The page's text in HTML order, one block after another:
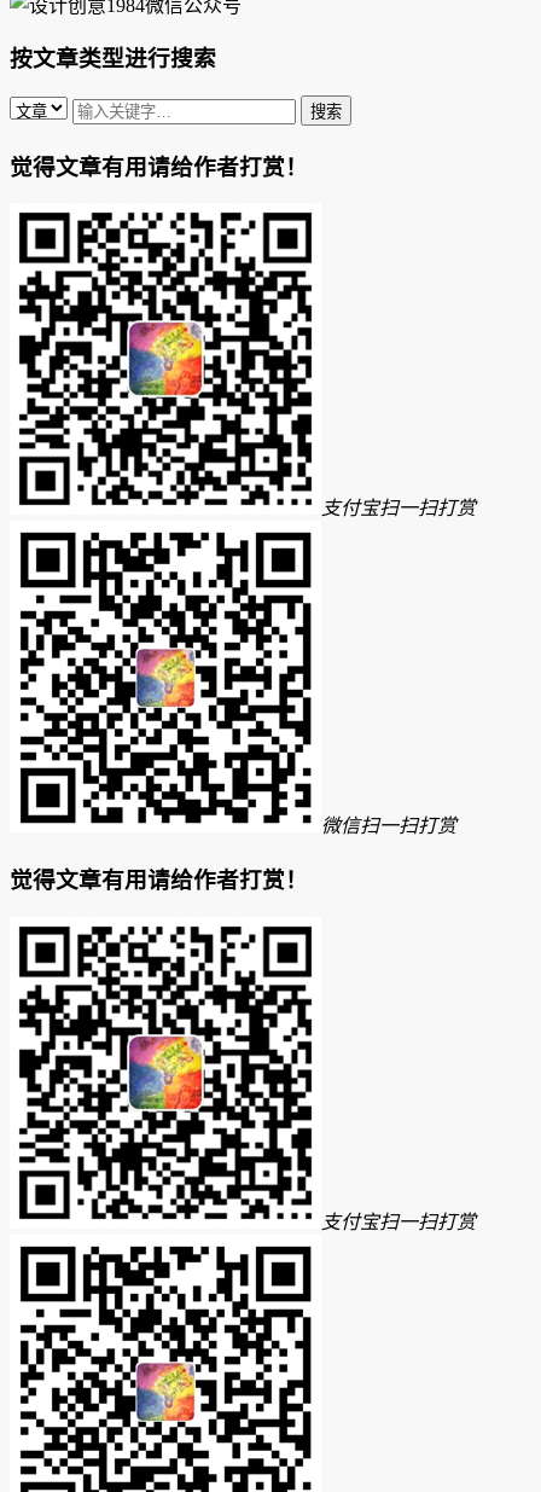
按文章类型进行搜索
觉得文章有用请给作者打赏！
支付宝扫一扫打赏
微信扫一扫打赏
觉得文章有用请给作者打赏！
支付宝扫一扫打赏